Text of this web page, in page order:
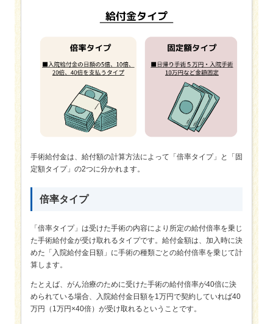
手術給付金は、給付額の計算方法によって「倍率タイプ」と「固
定額タイプ」の2つに分かれます。
倍率タイプ
「倍率タイプ」は受けた手術の内容により所定の給付倍率を乗じ
た手術給付金が受け取れるタイプです。給付金額は、加入時に決
めた「入院給付金日額」に手術の種類ごとの給付倍率を乗じて計
算します。
たとえば、がん治療のために受けた手術の給付倍率が40倍に決
められている場合、入院給付金日額を1万円で契約していれば40
万円（1万円×40倍）が受け取れるということです。